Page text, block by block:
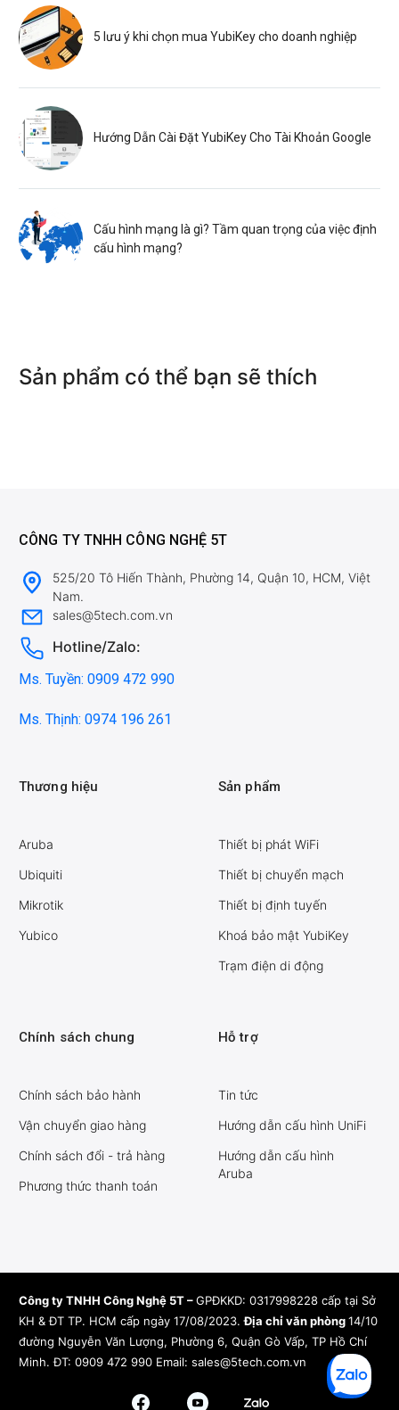
5 lưu ý khi chọn mua YubiKey cho doanh nghiệp
Hướng Dẫn Cài Đặt YubiKey Cho Tài Khoản Google
Cấu hình mạng là gì? Tầm quan trọng của việc định
cấu hình mạng?
Sản phẩm có thể bạn sẽ thích
CÔNG TY TNHH CÔNG NGHỆ 5T
525/20 Tô Hiến Thành, Phường 14, Quận 10, HCM, Việt
Nam.
sales@5tech.com.vn
Hotline/Zalo:
Ms. Tuyền: 0909 472 990
Ms. Thịnh: 0974 196 261
Thương hiệu
Aruba
Ubiquiti
Mikrotik
Yubico
Sản phẩm
Thiết bị phát WiFi
Thiết bị chuyển mạch
Thiết bị định tuyến
Khoá bảo mật YubiKey
Trạm điện di động
Chính sách chung
Chính sách bảo hành
Vận chuyển giao hàng
Chính sách đổi - trả hàng
Phương thức thanh toán
Hỗ trợ
Tin tức
Hướng dẫn cấu hình UniFi
Hướng dẫn cấu hình
Aruba
Công ty TNHH Công Nghệ 5T –GPĐKKD: 0317998228 cấp tại Sở
KH & ĐT TP. HCM cấp ngày 17/08/2023.Địa chỉ văn phòng14/10
đường Nguyễn Văn Lượng, Phường 6, Quận Gò Vấp, TP Hồ Chí
Minh.ĐT: 0909 472 990 Email: sales@5tech.com.vn